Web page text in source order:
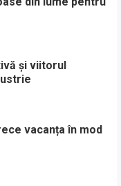
și viitorul
vacanța în mod